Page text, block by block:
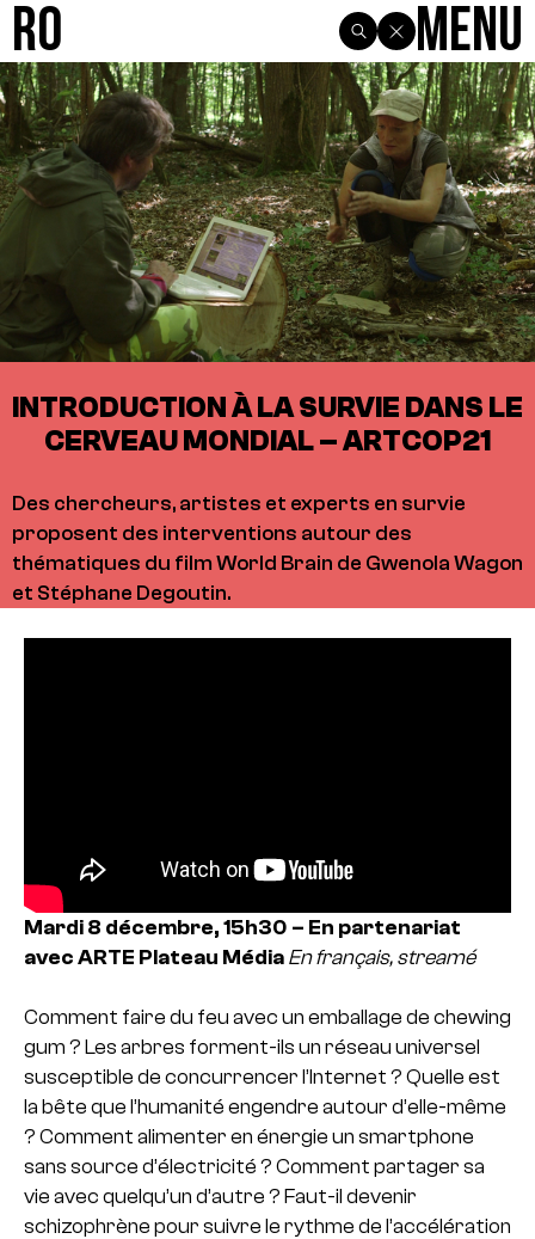
R0 Menu
INTRODUCTION À LA SURVIE DANS LE
CERVEAU MONDIAL – ARTCOP21
Des chercheurs, artistes et experts en survie
proposent des interventions autour des
thématiques du film World Brain de Gwenola Wagon
et Stéphane Degoutin.
Mardi 8 décembre, 15h30 – En partenariat
avec ARTE Plateau Média En français, streamé
Comment faire du feu avec un emballage de chewing
gum ? Les arbres forment-ils un réseau universel
susceptible de concurrencer l’Internet ? Quelle est
la bête que l’humanité engendre autour d’elle-même
? Comment alimenter en énergie un smartphone
sans source d’électricité ? Comment partager sa
vie avec quelqu’un d’autre ? Faut-il devenir
schizophrène pour suivre le rythme de l’accélération